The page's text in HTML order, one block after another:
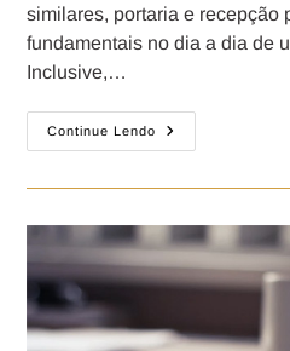
similares, portaria e recepção
fundamentais no dia a dia de
Inclusive,…
Continue Lendo